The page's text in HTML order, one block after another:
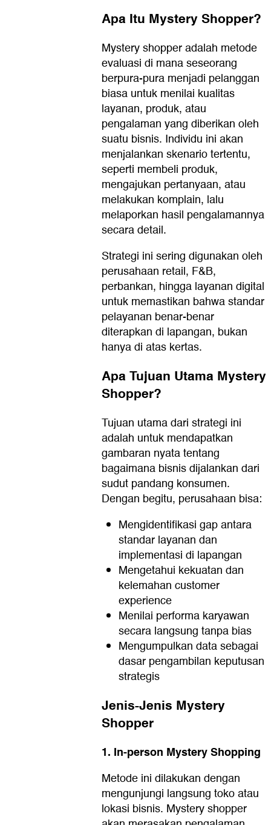
Apa Itu Mystery Shopper?
Mystery shopper adalah metode
evaluasi di mana seseorang
berpura-pura menjadi pelanggan
biasa untuk menilai kualitas
layanan, produk, atau
pengalaman yang diberikan oleh
suatu bisnis. Individu ini akan
menjalankan skenario tertentu,
seperti membeli produk,
mengajukan pertanyaan, atau
melakukan komplain, lalu
melaporkan hasil pengalamannya
secara detail.
Strategi ini sering digunakan oleh
perusahaan retail, F&B,
perbankan, hingga layanan digital
untuk memastikan bahwa standar
pelayanan benar-benar
diterapkan di lapangan, bukan
hanya di atas kertas.
Apa Tujuan Utama Mystery
Shopper?
Tujuan utama dari strategi ini
adalah untuk mendapatkan
gambaran nyata tentang
bagaimana bisnis dijalankan dari
sudut pandang konsumen.
Dengan begitu, perusahaan bisa:
Mengidentifikasi gap antara
standar layanan dan
implementasi di lapangan
Mengetahui kekuatan dan
kelemahan customer
experience
Menilai performa karyawan
secara langsung tanpa bias
Mengumpulkan data sebagai
dasar pengambilan keputusan
strategis
Jenis-Jenis Mystery
Shopper
1. In-person Mystery Shopping
Metode ini dilakukan dengan
mengunjungi langsung toko atau
lokasi bisnis. Mystery shopper